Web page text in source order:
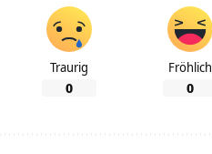
Traurig
0
Fröhlich
0